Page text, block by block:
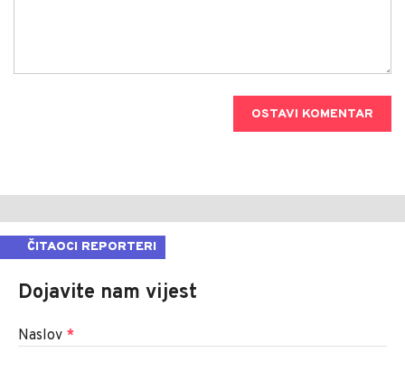
OSTAVI KOMENTAR
ČITAOCI REPORTERI
Dojavite nam vijest
Naslov *